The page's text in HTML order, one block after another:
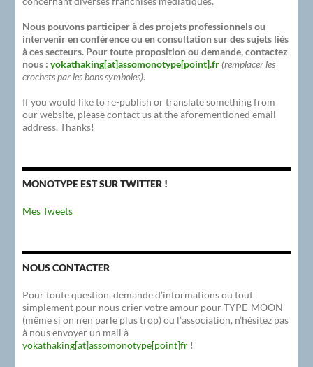
Nous pouvons participer à des projets professionnels ou
intervenir en conférence ou en consultation sur des sujets liés
à ces secteurs. Pour toute proposition ou demande, contactez
nous :yokathaking[at]assomonotype[point].fr (remplacer les
crochets par les bons symboles).
If you would like to re-publish or translate something from
our website, please contact us at the aforementioned email
address. Thanks!
MONOTYPE EST SUR TWITTER !
Mes Tweets
NOUS CONTACTER
Pour toute question, demande d’informations ou tout
simplement pour nous crier votre amour pour TYPE-MOON
(même si on n’en parle plus trop) ou l’association, n’hésitez pas
à nous envoyer un mail à
yokathaking[at]assomonotype[point]fr !